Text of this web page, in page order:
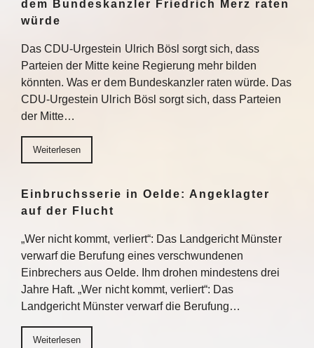
dem Bundeskanzler Friedrich Merz raten
würde
Das CDU-Urgestein Ulrich Bösl sorgt sich, dass
Parteien der Mitte keine Regierung mehr bilden
könnten. Was er dem Bundeskanzler raten würde. Das
CDU-Urgestein Ulrich Bösl sorgt sich, dass Parteien
der Mitte…
Weiterlesen
Einbruchsserie in Oelde: Angeklagter
auf der Flucht
„Wer nicht kommt, verliert“: Das Landgericht Münster
verwarf die Berufung eines verschwundenen
Einbrechers aus Oelde. Ihm drohen mindestens drei
Jahre Haft. „Wer nicht kommt, verliert“: Das
Landgericht Münster verwarf die Berufung…
Weiterlesen